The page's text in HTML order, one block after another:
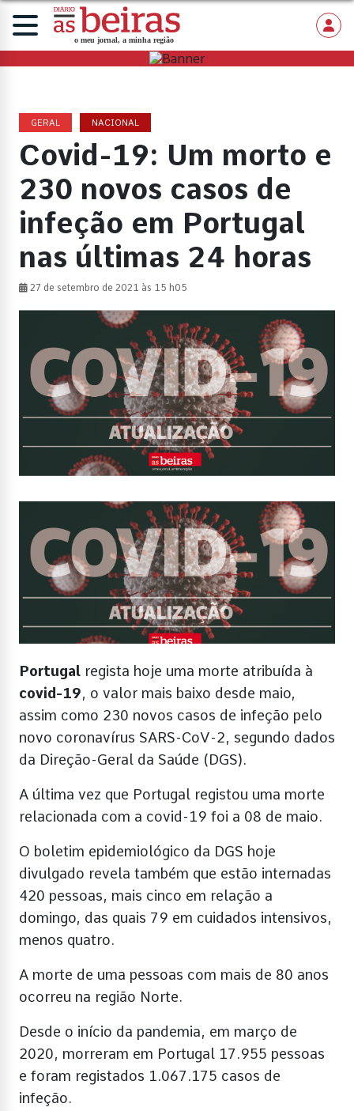
GERAL NACIONAL
Covid-19: Um morto e
230 novos casos de
infeção em Portugal
nas últimas 24 horas
27 de setembro de 2021 às 15 h05
Portugal regista hoje uma morte atribuída à
covid-19, o valor mais baixo desde maio,
assim como 230 novos casos de infeção pelo
novo coronavírus SARS-CoV-2, segundo dados
da Direção-Geral da Saúde (DGS).
A última vez que Portugal registou uma morte
relacionada com a covid-19 foi a 08 de maio.
O boletim epidemiológico da DGS hoje
divulgado revela também que estão internadas
420 pessoas, mais cinco em relação a
domingo, das quais 79 em cuidados intensivos,
menos quatro.
A morte de uma pessoas com mais de 80 anos
ocorreu na região Norte.
Desde o início da pandemia, em março de
2020, morreram em Portugal 17.955 pessoas
e foram registados 1.067.175 casos de
infeção.